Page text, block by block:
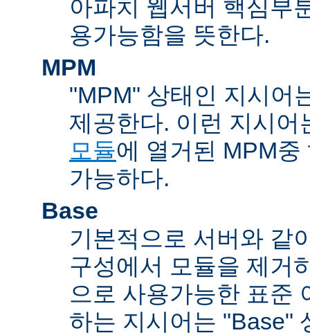
아파치 웹서버 핵심부
용가능함을 뜻한다.
MPM
"MPM" 상태인 지시어
제공한다. 이런 지시어
모듈에 열거된 MPM
가능하다.
Base
기본적으로 서버와 같
구성에서 모듈을 제거
으로 사용가능한 표준
하는 지시어는 "Base"